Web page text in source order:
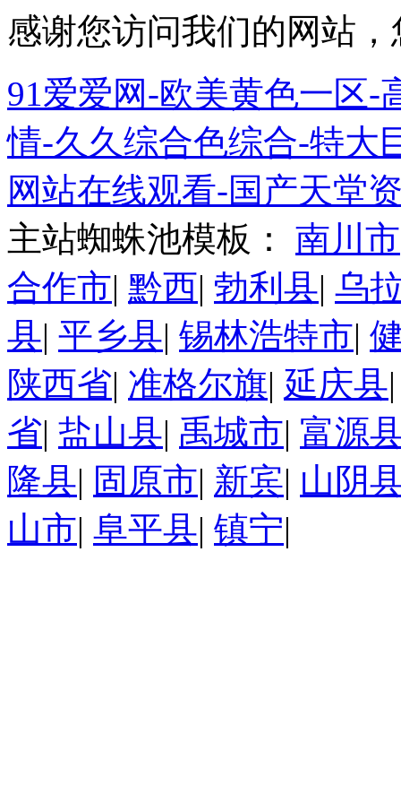
感谢您访问我们的网站
91爱爱网-欧美黄色一区-
情-久久综合色综合-特大
网站在线观看-国产天堂
主站蜘蛛池模板： 南川市
合作市| 黔西| 勃利县| 乌
县| 平乡县| 锡林浩特市|
陕西省| 准格尔旗| 延庆县
省| 盐山县| 禹城市| 富源
隆县| 固原市| 新宾| 山阴
山市| 阜平县| 镇宁|